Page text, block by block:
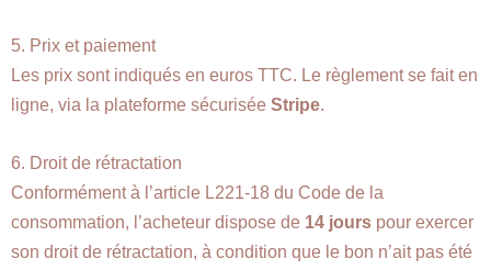
5. Prix et paiement
Les prix sont indiqués en euros TTC. Le règlement se fait en
ligne, via la plateforme sécurisée Stripe.
6. Droit de rétractation
Conformément à l’article L221-18 du Code de la
consommation, l’acheteur dispose de 14 jours pour exercer
son droit de rétractation, à condition que le bon n’ait pas été